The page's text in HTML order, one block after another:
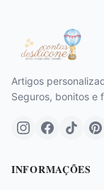
Artigos
Seguros, bonitos e
INFORMAÇÕES